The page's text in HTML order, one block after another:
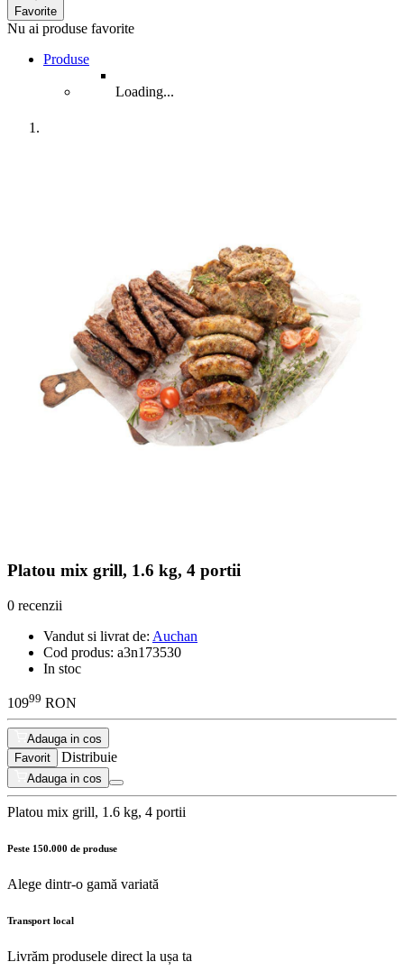
Favorite
Nu ai produse favorite
Produse
Loading...
Platou mix grill, 1.6 kg, 4 portii
0 recenzii
Vandut si livrat de: Auchan
Cod produs: a3n173530
In stoc
10999 RON
Adauga in cos
Favorit
Distribuie
Adauga in cos
Platou mix grill, 1.6 kg, 4 portii
Peste 150.000 de produse
Alege dintr-o gamă variată
Transport local
Livrăm produsele direct la ușa ta